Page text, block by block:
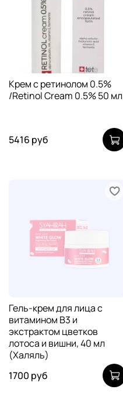
Крем с ретинолом 0.5%
/Retinol Cream 0.5% 50 мл
5416 руб
Гель-крем для лица с
витамином В3 и
экстрактом цветков
лотоса и вишни, 40 мл
(Халяль)
1700 руб